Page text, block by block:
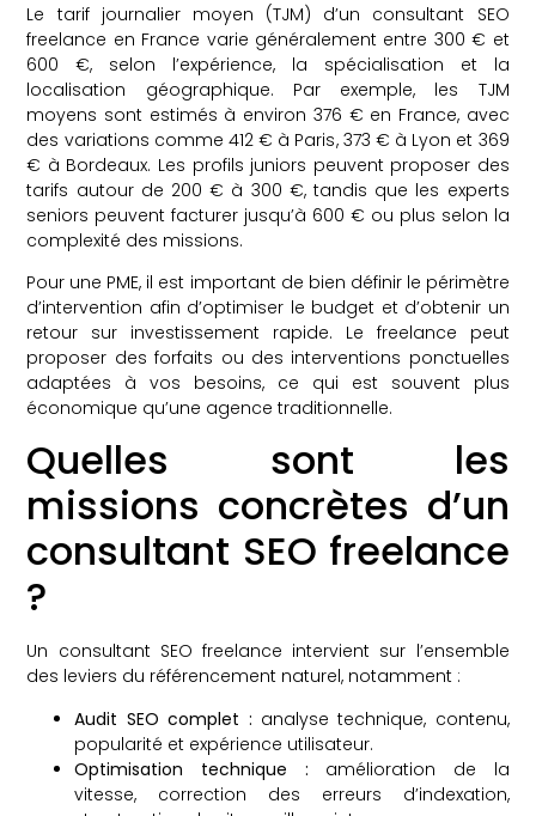
Le tarif journalier moyen (TJM) d’un consultant SEO
freelance en France varie généralement entre 300 € et
600 €, selon l’expérience, la spécialisation et la
localisation géographique. Par exemple, les TJM
moyens sont estimés à environ 376 € en France, avec
des variations comme 412 € à Paris, 373 € à Lyon et 369
€ à Bordeaux. Les profils juniors peuvent proposer des
tarifs autour de 200 € à 300 €, tandis que les experts
seniors peuvent facturer jusqu’à 600 € ou plus selon la
complexité des missions.
Pour une PME, il est important de bien définir le périmètre
d’intervention afin d’optimiser le budget et d’obtenir un
retour sur investissement rapide. Le freelance peut
proposer des forfaits ou des interventions ponctuelles
adaptées à vos besoins, ce qui est souvent plus
économique qu’une agence traditionnelle.
Quelles sont les
missions concrètes d’un
consultant SEO freelance
?
Un consultant SEO freelance intervient sur l’ensemble
des leviers du référencement naturel, notamment :
Audit SEO complet : analyse technique, contenu,
popularité et expérience utilisateur.
Optimisation technique : amélioration de la
vitesse, correction des erreurs d’indexation,